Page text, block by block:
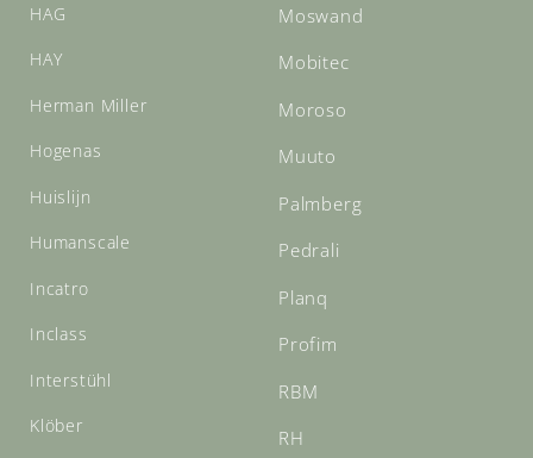
HAG
HAY
Herman Miller
Hogenas
Huislijn
Humanscale
Incatro
Inclass
Interstühl
Klöber
Moswand
Mobitec
Moroso
Muuto
Palmberg
Pedrali
Planq
Profim
RBM
RH